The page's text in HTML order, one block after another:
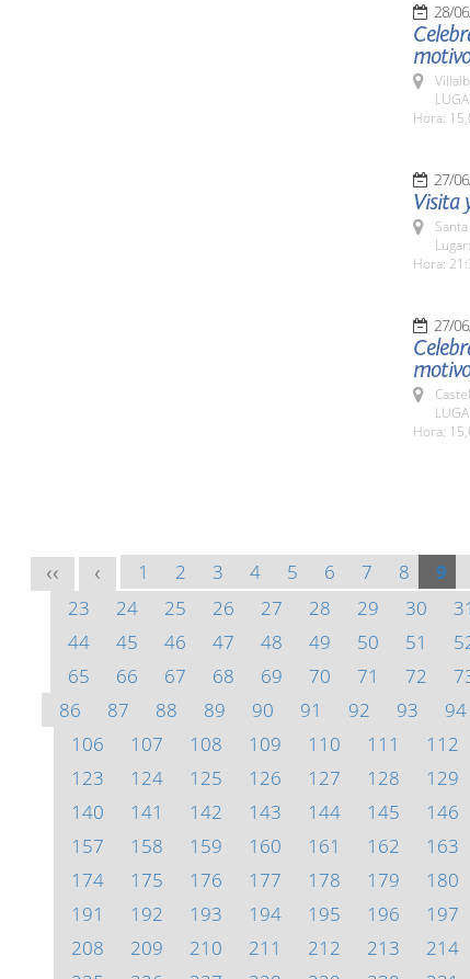
28/
Hora:
27/
Visita
Hora:
27/
Hora:
<< < 1 2 3 4 5 6 7 8 9
23
24 25 26 27 28 29 30 31
44
45 46 47 48 49 50 51
65
66 67 68 69 70 71 72
86
87 88 89 90 91 92 93 94
106
107 108 109 110 111 112
123
124 125 126 127 128 129
140
141 142 143 144 145 146
157
158 159 160 161 162 163
174
175 176 177 178 179 180
191
192 193 194 195 196 197
208
209 210 211 212 213 214